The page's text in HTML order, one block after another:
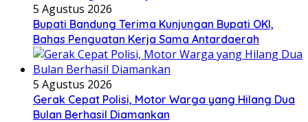
5 Agustus 2026
Bupati Bandung Terima Kunjungan Bupati OKI,
Bahas Penguatan Kerja Sama Antardaerah
5 Agustus 2026
Gerak Cepat Polisi, Motor Warga yang Hilang Dua
Bulan Berhasil Diamankan